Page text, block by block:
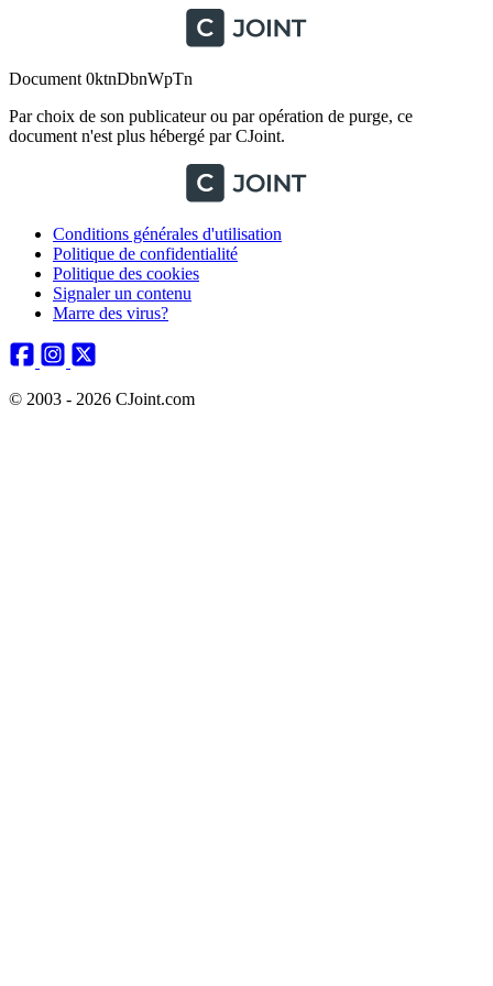
Document 0ktnDbnWpTn
Par choix de son publicateur ou par opération de purge, ce
document n'est plus hébergé par CJoint.
Conditions générales d'utilisation
Politique de confidentialité
Politique des cookies
Signaler un contenu
Marre des virus?
© 2003 - 2026 CJoint.com